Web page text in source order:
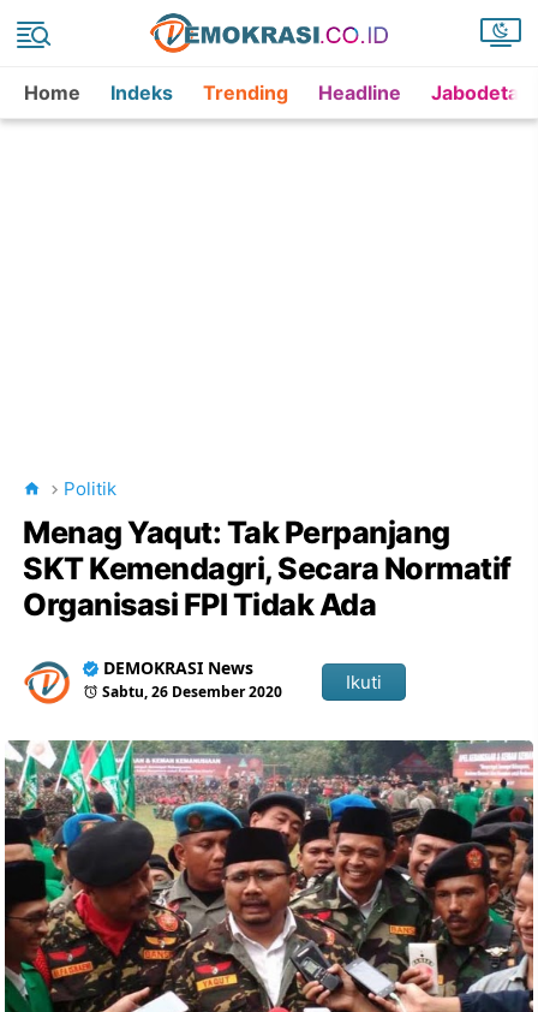
Home Indeks Trending Headline
Politik
Menag Yaqut: Tak Perpanjang
SKT Kemendagri, Secara Normatif
Organisasi FPI Tidak Ada
DEMOKRASI News
Sabtu, 26 Desember 2020 Ikuti